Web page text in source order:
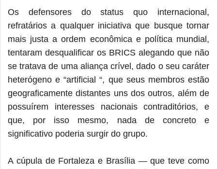
Os defensores do status quo internacional,
refratários a qualquer iniciativa que busque tornar
mais justa a ordem econômica e política mundial,
tentaram desqualificar os BRICS alegando que não
se tratava de uma aliança crível, dado o seu caráter
heterógeno e “artificial “, que seus membros estão
geograficamente distantes uns dos outros, além de
possuírem interesses nacionais contraditórios, e
que, por isso mesmo, nada de concreto e
significativo poderia surgir do grupo.
A cúpula de Fortaleza e Brasília — que teve como